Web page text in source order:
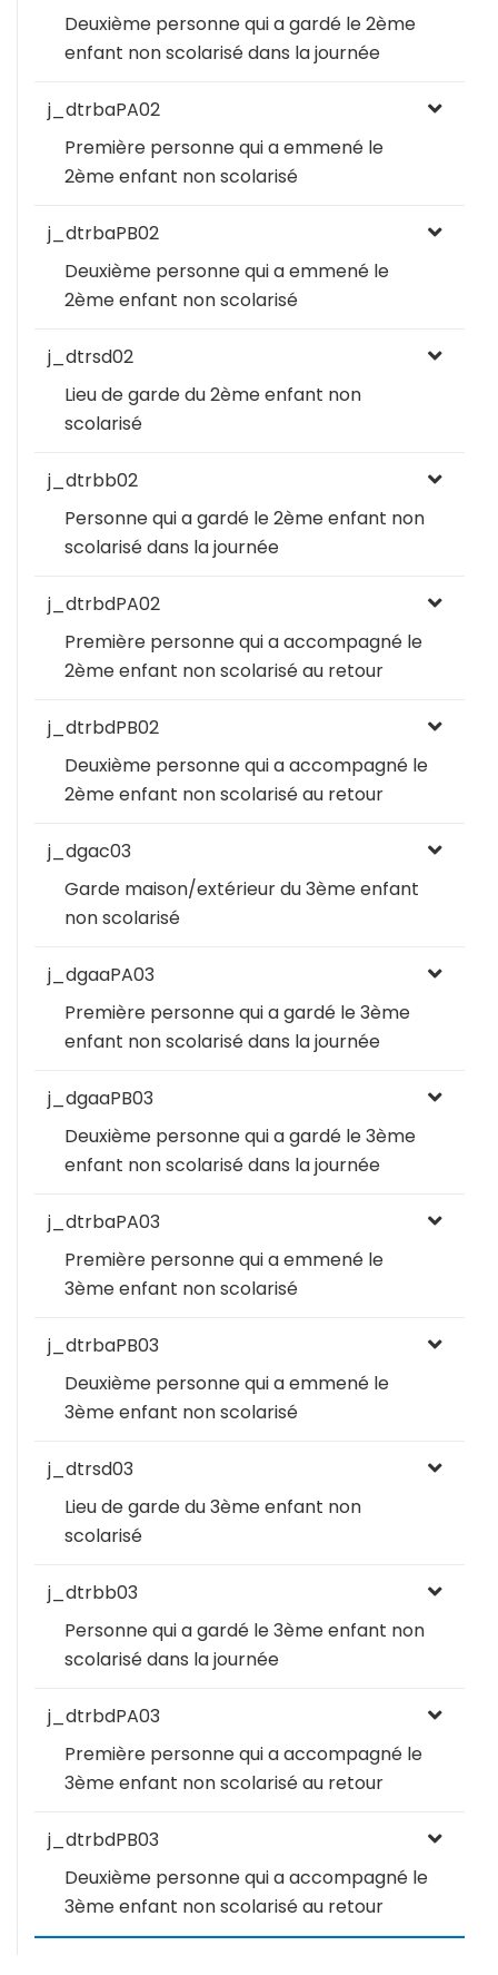
Deuxième personne qui a gardé le 2ème
enfant non scolarisé dans la journée
j_dtrbaPA02
Première personne qui a emmené le
2ème enfant non scolarisé
j_dtrbaPB02
Deuxième personne qui a emmené le
2ème enfant non scolarisé
j_dtrsd02
Lieu de garde du 2ème enfant non
scolarisé
j_dtrbb02
Personne qui a gardé le 2ème enfant non
scolarisé dans la journée
j_dtrbdPA02
Première personne qui a accompagné le
2ème enfant non scolarisé au retour
j_dtrbdPB02
Deuxième personne qui a accompagné le
2ème enfant non scolarisé au retour
j_dgac03
Garde maison/extérieur du 3ème enfant
non scolarisé
j_dgaaPA03
Première personne qui a gardé le 3ème
enfant non scolarisé dans la journée
j_dgaaPB03
Deuxième personne qui a gardé le 3ème
enfant non scolarisé dans la journée
j_dtrbaPA03
Première personne qui a emmené le
3ème enfant non scolarisé
j_dtrbaPB03
Deuxième personne qui a emmené le
3ème enfant non scolarisé
j_dtrsd03
Lieu de garde du 3ème enfant non
scolarisé
j_dtrbb03
Personne qui a gardé le 3ème enfant non
scolarisé dans la journée
j_dtrbdPA03
Première personne qui a accompagné le
3ème enfant non scolarisé au retour
j_dtrbdPB03
Deuxième personne qui a accompagné le
3ème enfant non scolarisé au retour